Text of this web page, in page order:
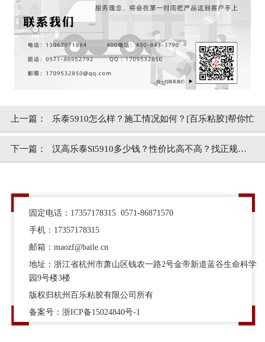
上一篇： 乐泰5910怎么样？施工情况如何？[百乐粘胶]帮你忙
下一篇： 汉高乐泰Sl5910多少钱？性价比高不高？找正规乐
固定电话：17357178315 0571-86871570
手机：17357178315
邮箱：maozf@baile.cn
地址：浙江省杭州市萧山区钱农一路2号金帝新道蓝谷生命科学
园9号楼3楼
版权归杭州百乐粘胶有限公司所有
备案号：浙ICP备15024840号-1